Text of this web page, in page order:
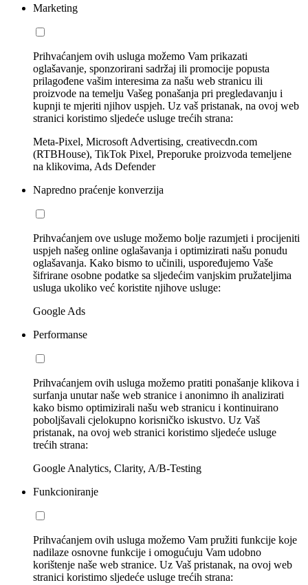
Marketing
Prihvaćanjem ovih usluga možemo Vam prikazati
oglašavanje, sponzorirani sadržaj ili promocije popusta
prilagođene vašim interesima za našu web stranicu ili
proizvode na temelju Vašeg ponašanja pri pregledavanju i
kupnji te mjeriti njihov uspjeh. Uz vaš pristanak, na ovoj web
stranici koristimo sljedeće usluge trećih strana:
Meta-Pixel, Microsoft Advertising, creativecdn.com
(RTBHouse), TikTok Pixel, Preporuke proizvoda temeljene
na klikovima, Ads Defender
Napredno praćenje konverzija
Prihvaćanjem ove usluge možemo bolje razumjeti i procijeniti
uspjeh našeg online oglašavanja i optimizirati našu ponudu
oglašavanja. Kako bismo to učinili, uspoređujemo Vaše
šifrirane osobne podatke sa sljedećim vanjskim pružateljima
usluga ukoliko već koristite njihove usluge:
Google Ads
Performanse
Prihvaćanjem ovih usluga možemo pratiti ponašanje klikova i
surfanja unutar naše web stranice i anonimno ih analizirati
kako bismo optimizirali našu web stranicu i kontinuirano
poboljšavali cjelokupno korisničko iskustvo. Uz Vaš
pristanak, na ovoj web stranici koristimo sljedeće usluge
trećih strana:
Google Analytics, Clarity, A/B-Testing
Funkcioniranje
Prihvaćanjem ovih usluga možemo Vam pružiti funkcije koje
nadilaze osnovne funkcije i omogućuju Vam udobno
korištenje naše web stranice. Uz Vaš pristanak, na ovoj web
stranici koristimo sljedeće usluge trećih strana: